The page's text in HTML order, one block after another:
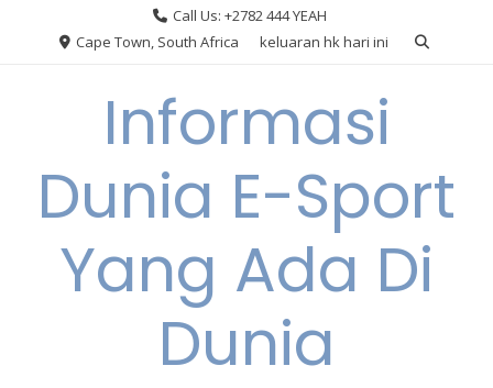
Call Us: +2782 444 YEAH
Cape Town, South Africa
keluaran hk hari ini
Informasi
Dunia E-Sport
Yang Ada Di
Dunia